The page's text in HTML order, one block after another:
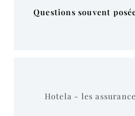
Questions souvent
Hotela - les